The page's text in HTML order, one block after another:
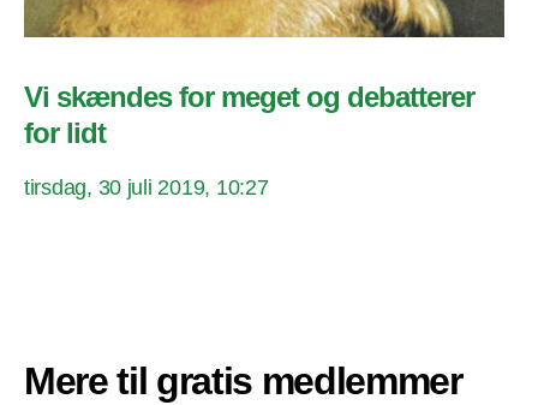
Vi skændes for meget og debatterer
for lidt
tirsdag, 30 juli 2019, 10:27
Mere til gratis medlemmer